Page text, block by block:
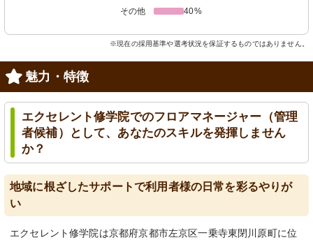
その他
40%
※現在の採用基準や選考状況を保証するものではありません。
魅力・特徴
エクセレント修学院でのフロアマネージャー（管理
者候補）として、あなたのスキルを発揮しません
か？
地域に根ざしたサポートで利用者様の日常を彩るやりが
い
エクセレント修学院は京都府京都市左京区一乗寺東閉川原町に位